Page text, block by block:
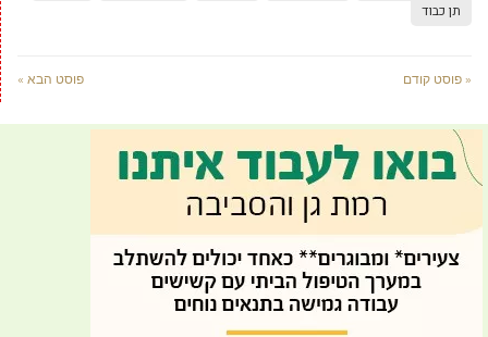
תן כבוד
« פוסט קודם פוסט הבא »